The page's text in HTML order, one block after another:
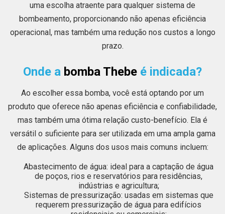
uma escolha atraente para qualquer sistema de
bombeamento, proporcionando não apenas eficiência
operacional, mas também uma redução nos custos a longo
prazo.
Onde a bomba Thebe é indicada?
Ao escolher essa bomba, você está optando por um
produto que oferece não apenas eficiência e confiabilidade,
mas também uma ótima relação custo-benefício. Ela é
versátil o suficiente para ser utilizada em uma ampla gama
de aplicações. Alguns dos usos mais comuns incluem:
Abastecimento de água: ideal para a captação de água
de poços, rios e reservatórios para residências,
indústrias e agricultura;
Sistemas de pressurização: usadas em sistemas que
requerem pressurização de água para edifícios